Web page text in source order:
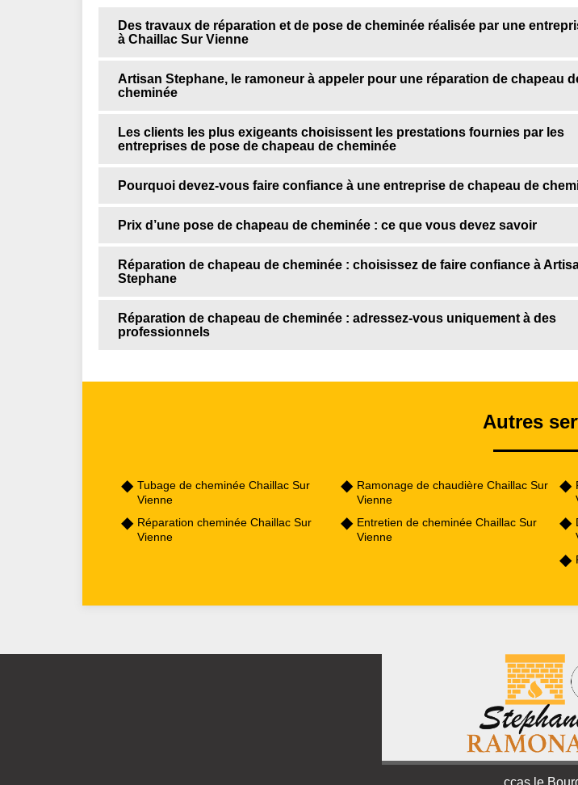
Des travaux de réparation et de pose de cheminée réalisée par une
à Chaillac Sur Vienne
Artisan Stephane, le ramoneur à appeler pour une réparation de chapeau
cheminée
Les clients les plus exigeants choisissent les prestations fournies par les
entreprises de pose de chapeau de cheminée
Pourquoi devez-vous faire confiance à une entreprise de chapeau de
Prix d’une pose de chapeau de cheminée : ce que vous devez savoir
Réparation de chapeau de cheminée : choisissez de faire confiance à
Stephane
Réparation de chapeau de cheminée : adressez-vous uniquement à des
professionnels
Autres
Tubage de cheminée Chaillac Sur
Vienne
Réparation cheminée Chaillac Sur
Vienne
Ramonage de chaudière Chaillac Sur
Vienne
Entretien de cheminée Chaillac Sur
Vienne